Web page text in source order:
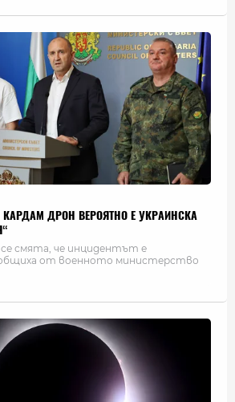
ДРОН ВЕРОЯТНО Е УКРАИНСКА
се смята, че инцидентът е
от военното министерство